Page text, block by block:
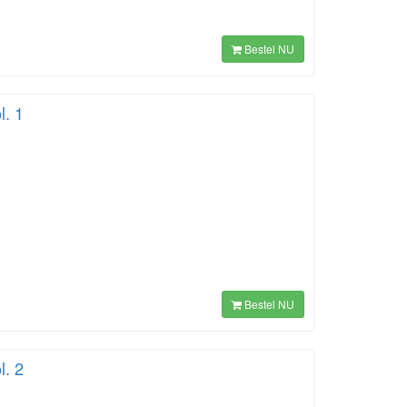
Bestel NU
1
Bestel NU
2